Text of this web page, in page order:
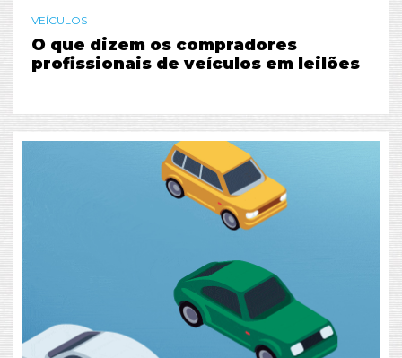
VEÍCULOS
O que dizem os compradores
profissionais de veículos em leilões